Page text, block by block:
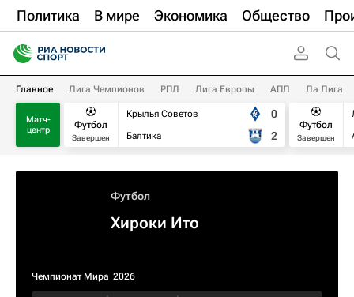
Политика В мире Экономика Общество
Главное Лига Чемпионов РПЛ Лига Европы АПЛ Ла Лига
Матч-
центр
Футбол
Завершен
Крылья Советов
Балтика
0
2
Футбол
Завершен
Футбол
Хироки Ито
Чемпионат Мира 2026